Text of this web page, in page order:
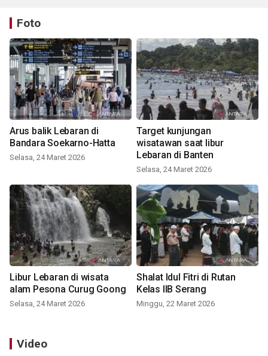
Foto
Arus balik Lebaran di
Bandara Soekarno-Hatta
Selasa, 24 Maret 2026
Target kunjungan
wisatawan saat libur
Lebaran di Banten
Selasa, 24 Maret 2026
Libur Lebaran di wisata
alam Pesona Curug Goong
Selasa, 24 Maret 2026
Shalat Idul Fitri di Rutan
Kelas IIB Serang
Minggu, 22 Maret 2026
Video